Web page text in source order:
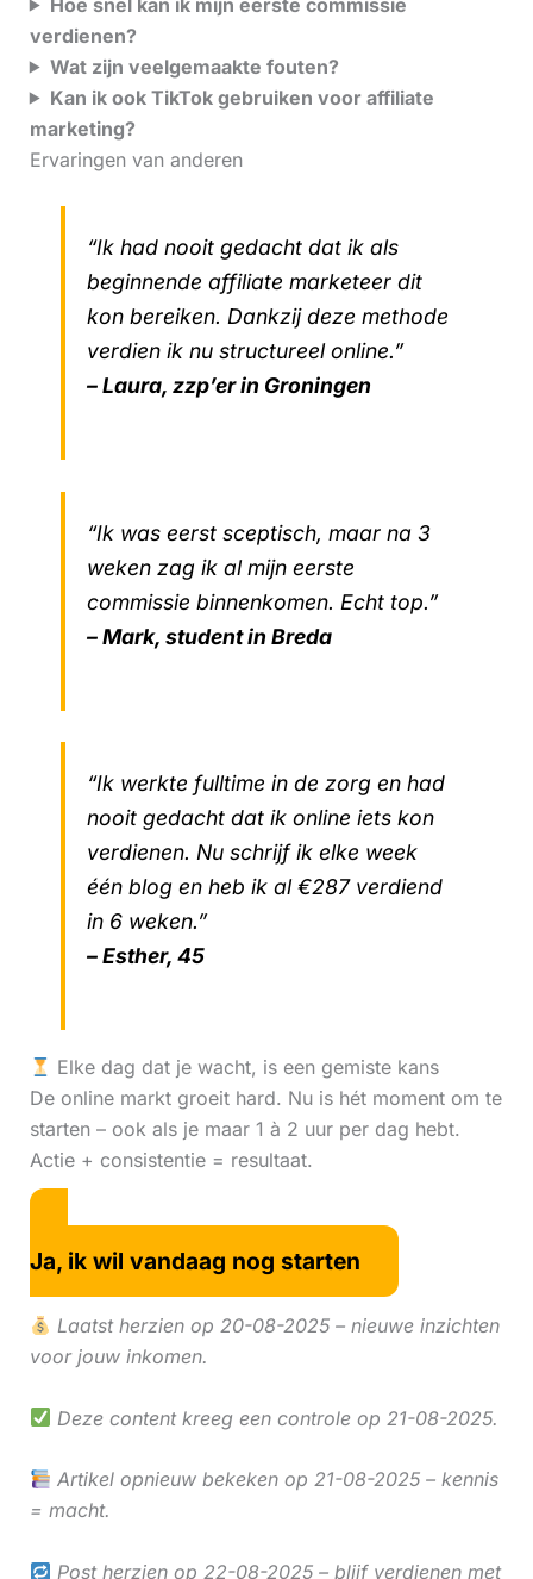
verdienen?
Wat zijn veelgemaakte fouten?
Kan ik ook TikTok gebruiken voor affiliate
marketing?
Ervaringen van anderen
“Ik had nooit gedacht dat ik als
beginnende affiliate marketeer dit
kon bereiken. Dankzij deze methode
verdien ik nu structureel online.”
– Laura, zzp’er in Groningen
“Ik was eerst sceptisch, maar na 3
weken zag ik al mijn eerste
commissie binnenkomen. Echt top.”
– Mark, student in Breda
“Ik werkte fulltime in de zorg en had
nooit gedacht dat ik online iets kon
verdienen. Nu schrijf ik elke week
één blog en heb ik al €287 verdiend
in 6 weken.”
– Esther, 45
Elke dag dat je wacht, is een gemiste kans
De online markt groeit hard. Nu is hét moment om te
starten – ook als je maar 1 à 2 uur per dag hebt.
Actie + consistentie = resultaat.
Ja, ik wil vandaag nog starten
Laatst herzien op 20-08-2025 – nieuwe inzichten
voor jouw inkomen.
Deze content kreeg een controle op 21-08-2025.
Artikel opnieuw bekeken op 21-08-2025 – kennis
= macht.
Post herzien op 22-08-2025 – blijf verdienen met